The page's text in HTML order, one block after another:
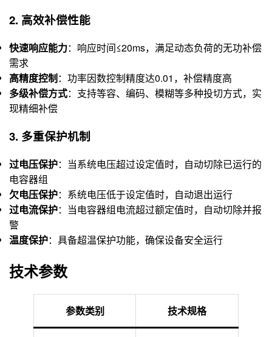
2. 高效补偿性能
快速响应能力：响应时间≤20ms，满足动态负荷的无功补偿
需求
高精度控制：功率因数控制精度达0.01，补偿精度高
多级补偿方式：支持等容、编码、模糊等多种投切方式，实
现精细补偿
3. 多重保护机制
过电压保护：当系统电压超过设定值时，自动切除已运行的
电容器组
欠电压保护：系统电压低于设定值时，自动退出运行
过电流保护：当电容器组电流超过额定值时，自动切除并报
警
温度保护：具备超温保护功能，确保设备安全运行
技术参数
参数类别 技术规格